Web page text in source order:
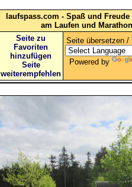
laufspass.com - Spaß und
am Laufen und Marathon
Seite zu
Favoriten
hinzufügen
Seite
weiterempfehlen
Seite übersetzen /
Powered by